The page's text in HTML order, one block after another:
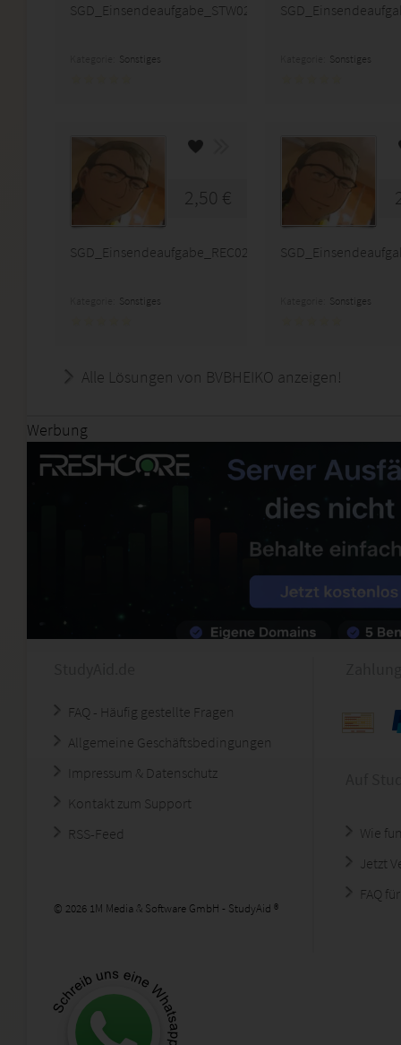
SGD_Einsendeaufgabe_STW02_0319A32
Sonstiges Sonstiges
2,50 €
SGD_Einsendeaufgabe_REC02B_1116A02
Sonstiges Sonstiges
Alle Lösungen von BVBHEIKO anzeigen!
Werbung
FAQ - Häufig gestellte Fragen
Allgemeine Geschäftsbedingungen
Impressum & Datenschutz
Kontakt zum Support
RSS-Feed
© 2026 1M Media & Software GmbH - StudyAid ®
Wie
Jetzt
FAQ